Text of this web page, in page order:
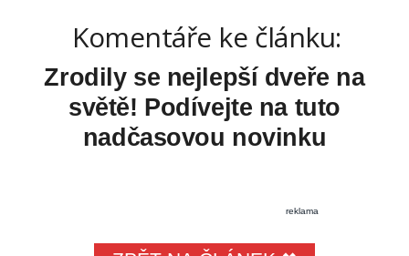
Komentáře ke článku:
Zrodily se nejlepší dveře na
světě! Podívejte na tuto
nadčasovou novinku
reklama